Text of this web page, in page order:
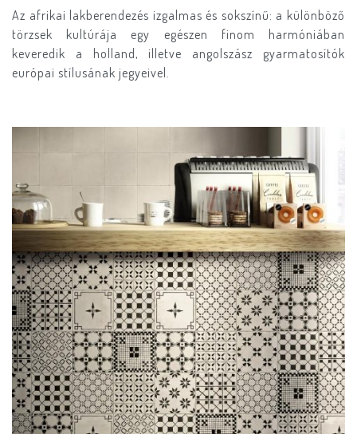
Az afrikai lakberendezés izgalmas és sokszínű: a különböző
törzsek kultúrája egy egészen finom harmóniában
keveredik a holland, illetve angolszász gyarmatosítók
európai stílusának jegyeivel.